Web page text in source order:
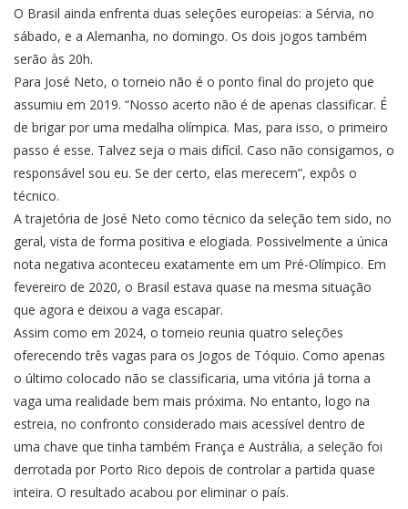
O Brasil ainda enfrenta duas seleções europeias: a Sérvia, no
sábado, e a Alemanha, no domingo. Os dois jogos também
serão às 20h.
Para José Neto, o torneio não é o ponto final do projeto que
assumiu em 2019. “Nosso acerto não é de apenas classificar. É
de brigar por uma medalha olímpica. Mas, para isso, o primeiro
passo é esse. Talvez seja o mais difícil. Caso não consigamos, o
responsável sou eu. Se der certo, elas merecem”, expôs o
técnico.
A trajetória de José Neto como técnico da seleção tem sido, no
geral, vista de forma positiva e elogiada. Possivelmente a única
nota negativa aconteceu exatamente em um Pré-Olímpico. Em
fevereiro de 2020, o Brasil estava quase na mesma situação
que agora e deixou a vaga escapar.
Assim como em 2024, o torneio reunia quatro seleções
oferecendo três vagas para os Jogos de Tóquio. Como apenas
o último colocado não se classificaria, uma vitória já torna a
vaga uma realidade bem mais próxima. No entanto, logo na
estreia, no confronto considerado mais acessível dentro de
uma chave que tinha também França e Austrália, a seleção foi
derrotada por Porto Rico depois de controlar a partida quase
inteira. O resultado acabou por eliminar o país.